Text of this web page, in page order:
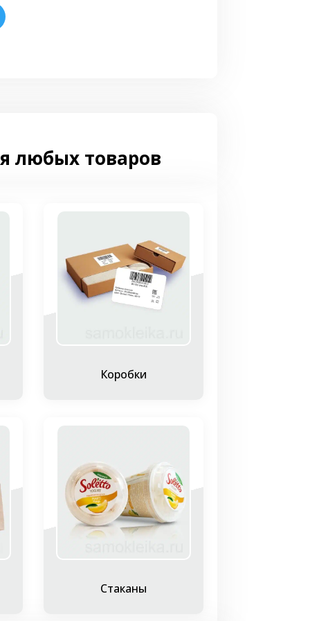
товаре, насколько позволяет ее
медицинских изделий и
о напитке, которые не содержит
рекомендуют мясо, а к белому —
любых товаров
Коробки
Стаканы